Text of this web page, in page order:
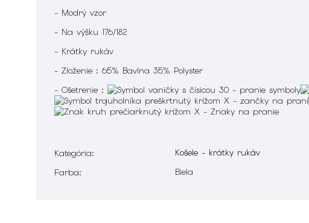
- Modrý vzor
- Na výšku 176/182
- Krátky rukáv
- Zloženie : 65% Bavlna 35% Polyster
- Ošetrenie :
Kategória:
Košele - krátky rukáv
Farba: Biela